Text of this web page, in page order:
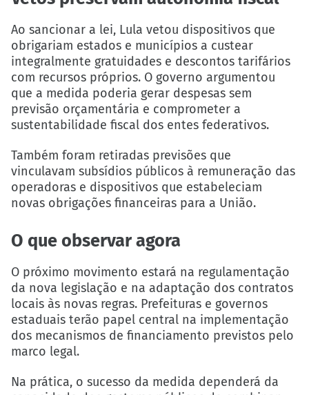
Ao sancionar a lei, Lula vetou dispositivos que
obrigariam estados e municípios a custear
integralmente gratuidades e descontos tarifários
com recursos próprios. O governo argumentou
que a medida poderia gerar despesas sem
previsão orçamentária e comprometer a
sustentabilidade fiscal dos entes federativos.
Também foram retiradas previsões que
vinculavam subsídios públicos à remuneração das
operadoras e dispositivos que estabeleciam
novas obrigações financeiras para a União.
O que observar agora
O próximo movimento estará na regulamentação
da nova legislação e na adaptação dos contratos
locais às novas regras. Prefeituras e governos
estaduais terão papel central na implementação
dos mecanismos de financiamento previstos pelo
marco legal.
Na prática, o sucesso da medida dependerá da